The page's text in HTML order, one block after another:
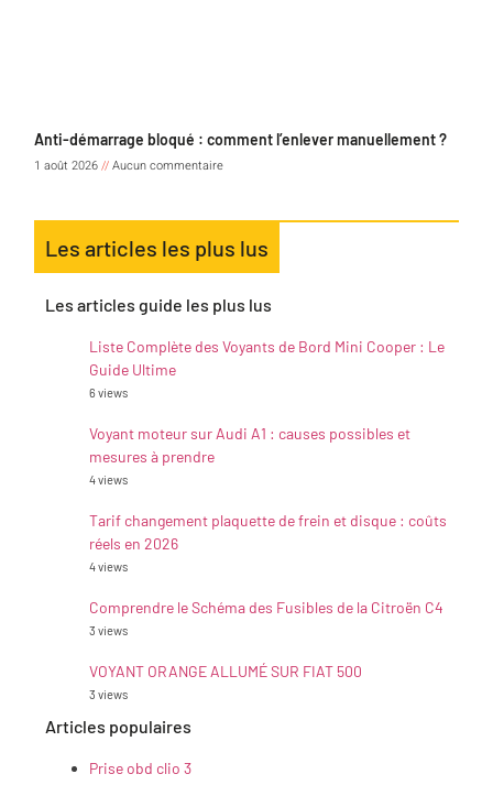
Anti-démarrage bloqué : comment l’enlever manuellement ?
1 août 2026
Aucun commentaire
Les articles les plus lus
Les articles guide les plus lus
Liste Complète des Voyants de Bord Mini Cooper : Le
Guide Ultime
6 views
Voyant moteur sur Audi A1 : causes possibles et
mesures à prendre
4 views
Tarif changement plaquette de frein et disque : coûts
réels en 2026
4 views
Comprendre le Schéma des Fusibles de la Citroën C4
3 views
VOYANT ORANGE ALLUMÉ SUR FIAT 500
3 views
Articles populaires
Prise obd clio 3